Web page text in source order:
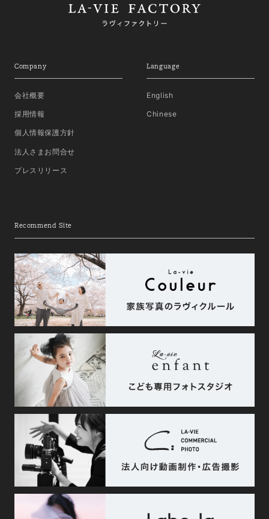
Company
会社概要
採用情報
個人情報保護方針
法人さまお問合せ
プレスリリース
Language
English
Chinese
Recommend Site